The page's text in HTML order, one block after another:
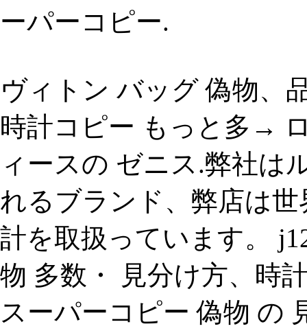
ーパーコピー.
ヴィトン バッグ 偽物、
時計コピー もっと多→
ィースの ゼニス.弊社は
れるブランド、弊店は
計を取扱っています。
物 多数・ 見分け方、時
スーパーコピー 偽物 の